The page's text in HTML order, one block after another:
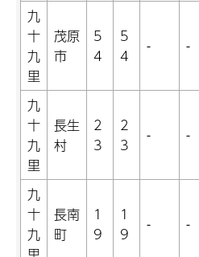
九
十
九
里
茂原
市
5
4
5
4
- -
九
十
九
里
長生
村
2
3
2
3
- -
九
十
九
長南
町
1
9
1
9
- -